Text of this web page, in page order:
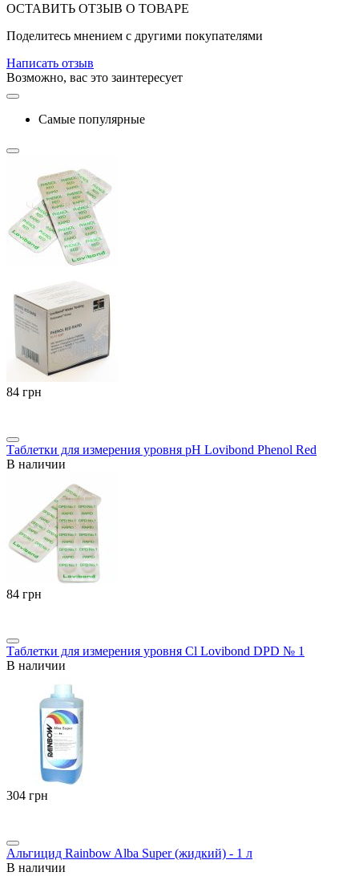
ОСТАВИТЬ ОТЗЫВ О ТОВАРЕ
Поделитесь мнением с другими покупателями
Написать отзыв
Возможно, вас это заинтересует
Самые популярные
‍84‍ грн
Таблетки для измерения уровня pH Lovibond Phenol Red
В наличии
‍84‍ грн
Таблетки для измерения уровня Cl Lovibond DPD № 1
В наличии
‍304‍ грн
Альгицид Rainbow Alba Super (жидкий) - 1 л
В наличии